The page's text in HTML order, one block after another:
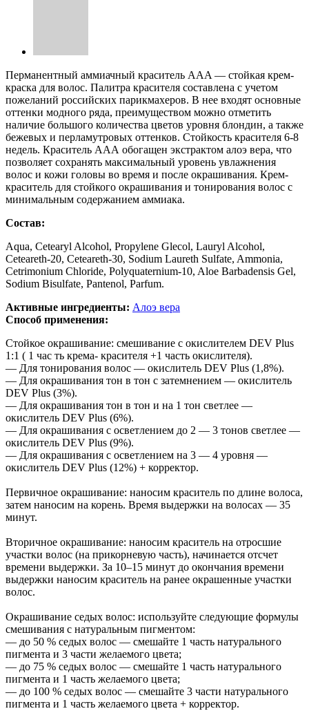
Перманентный аммиачный краситель AAA — стойкая крем-
краска для волос. Палитра красителя составлена с учетом
пожеланий российских парикмахеров. В нее входят основные
оттенки модного ряда, преимуществом можно отметить
наличие большого количества цветов уровня блондин, а также
бежевых и перламутровых оттенков. Стойкость красителя 6-8
недель. Краситель ААА обогащен экстрактом алоэ вера, что
позволяет сохранять максимальный уровень увлажнения
волос и кожи головы во время и после окрашивания. Крем-
краситель для стойкого окрашивания и тонирования волос с
минимальным содержанием аммиака.
Состав:
Aqua, Cetearyl Alcohol, Propylene Glecol, Lauryl Alcohol,
Ceteareth-20, Ceteareth-30, Sodium Laureth Sulfate, Ammonia,
Cetrimonium Chloride, Polyquaternium-10, Aloe Barbadensis Gel,
Sodium Bisulfate, Pantenol, Parfum.
Активные ингредиенты: Алоэ вера
Способ применения:
Стойкое окрашивание: смешивание с окислителем DEV Plus
1:1 ( 1 час ть крема- красителя +1 часть окислителя).
— Для тонирования волос — окислитель DEV Plus (1,8%).
— Для окрашивания тон в тон с затемнением — окислитель
DEV Plus (3%).
— Для окрашивания тон в тон и на 1 тон светлее —
окислитель DEV Plus (6%).
— Для окрашивания с осветлением до 2 — 3 тонов светлее —
окислитель DEV Plus (9%).
— Для окрашивания с осветлением на 3 — 4 уровня —
окислитель DEV Plus (12%) + корректор.
Первичное окрашивание: наносим краситель по длине волоса,
затем наносим на корень. Время выдержки на волосах — 35
минут.
Вторичное окрашивание: наносим краситель на отросшие
участки волос (на прикорневую часть), начинается отсчет
времени выдержки. За 10–15 минут до окончания времени
выдержки наносим краситель на ранее окрашенные участки
волос.
Окрашивание седых волос: используйте следующие формулы
смешивания с натуральным пигментом:
— до 50 % седых волос — смешайте 1 часть натурального
пигмента и 3 части желаемого цвета;
— до 75 % седых волос — смешайте 1 часть натурального
пигмента и 1 часть желаемого цвета;
— до 100 % седых волос — смешайте 3 части натурального
пигмента и 1 часть желаемого цвета + корректор.